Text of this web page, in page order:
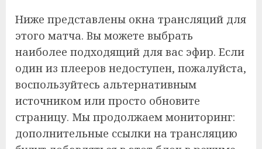
Ниже представлены окна трансляций для
этого матча. Вы можете выбрать
наиболее подходящий для вас эфир. Если
один из плееров недоступен, пожалуйста,
воспользуйтесь альтернативным
источником или просто обновите
страницу. Мы продолжаем мониторинг:
дополнительные ссылки на трансляцию